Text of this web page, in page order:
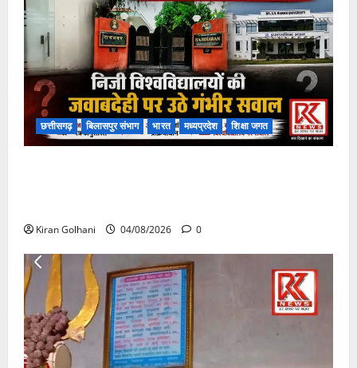
छत्तीसगढ़ बिलासपुर संभाग भारत मध्यप्रदेश शिक्षा जगत
Kiran Golhani 04/08/2026 0